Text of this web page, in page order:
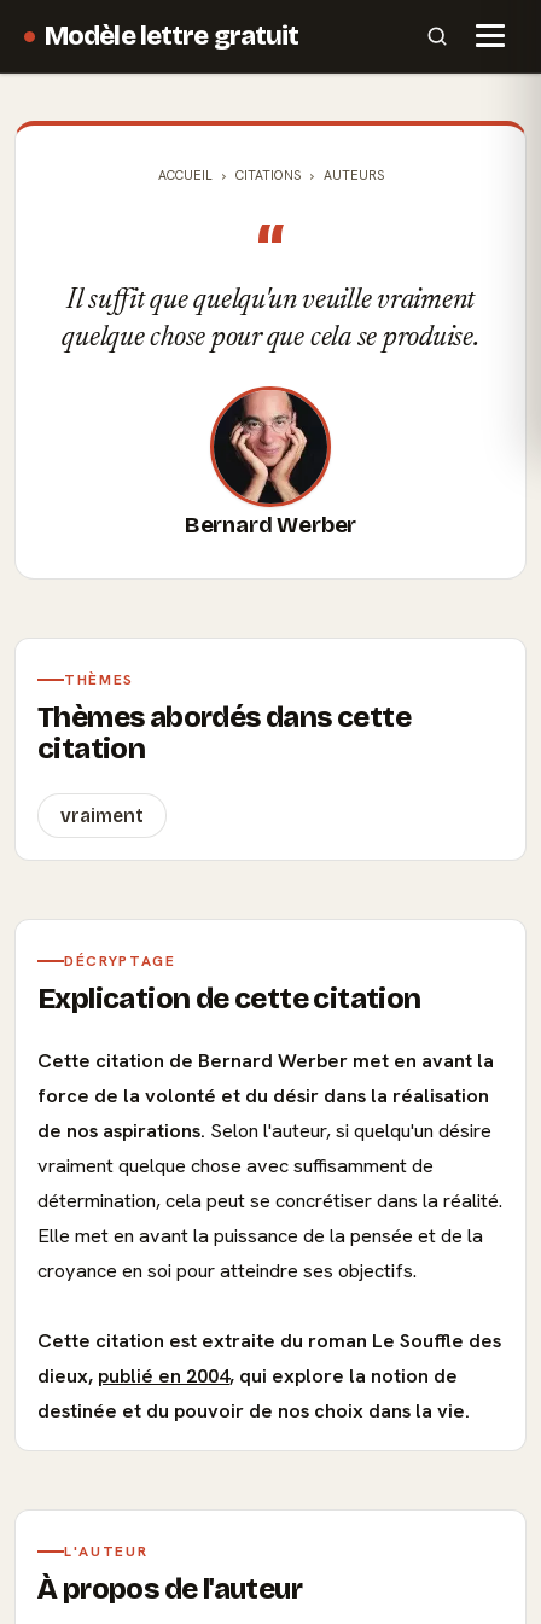
Modèle lettre gratuit
ACCUEIL CITATIONS AUTEURS
“
Il suffit que quelqu'un veuille vraiment
quelque chose pour que cela se produise.
Bernard Werber
THÈMES
Thèmes abordés dans cette
citation
vraiment
DÉCRYPTAGE
Explication de cette citation
Cette citation de Bernard Werber met en avant la
force de la volonté et du désir dans la réalisation
de nos aspirations. Selon l'auteur, si quelqu'un désire
vraiment quelque chose avec suffisamment de
détermination, cela peut se concrétiser dans la réalité.
Elle met en avant la puissance de la pensée et de la
croyance en soi pour atteindre ses objectifs.
Cette citation est extraite du roman Le Souffle des
dieux, publié en 2004, qui explore la notion de
destinée et du pouvoir de nos choix dans la vie.
L'AUTEUR
À propos de l'auteur